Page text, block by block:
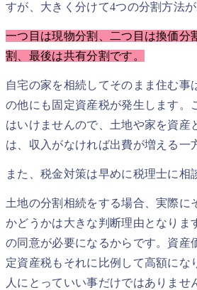
すが、大きく分けて4つの分割方法が
一つ目は現物分割、二つ目は換価分
割、最後は共有分割です。
自宅の家を相続してそのまま住む事
の他にも固定資産税が発生します。
はいけませんので、土地や家を資産
は、収入がなければ出費が増える一
また、税金対策は早めに税理士に相
土地の分割相続をする場合、実際に
かどうかは大きな判断理由となりま
の同意が必要になるからです。資産
定資産税もそれに比例して高額にな
人にとっていい事だけではありませ